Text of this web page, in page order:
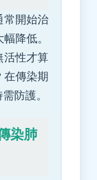
常開始治
降低。
活性才算
在傳染期
防護。
染肺